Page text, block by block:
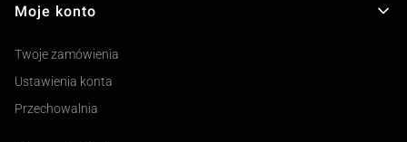
Moje konto
Twoje zamówienia
Ustawienia konta
Przechowalnia